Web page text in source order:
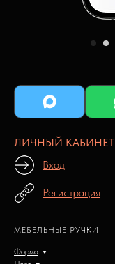
ЛИЧНЫЙ КАБИНЕТ
Вход
Регистрация
МЕБЕЛЬНЫЕ РУЧКИ
Форма